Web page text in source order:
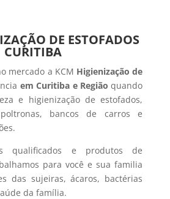
DE ESTOFADOS
CURITIBA
mercado a KCM Higienização de
em Curitiba e Região quando
e higienização de estofados,
bancos de carros e
qualificados e produtos de
para você e sua familia
das sujeiras, ácaros, bactérias
da família.